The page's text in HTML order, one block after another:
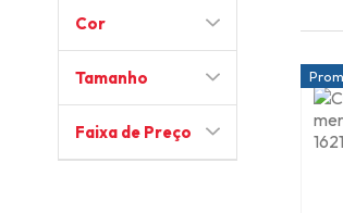
Cor
Tamanho
Faixa de Preço